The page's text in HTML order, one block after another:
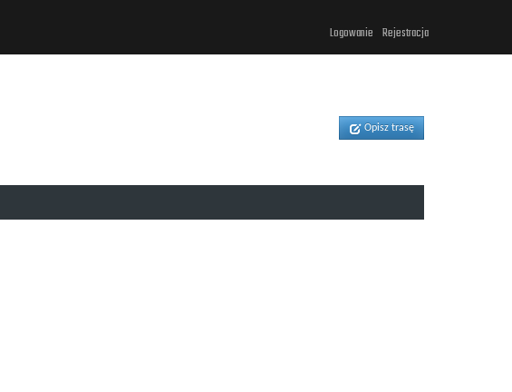
Logowanie Rejestracja
Opisz trasę